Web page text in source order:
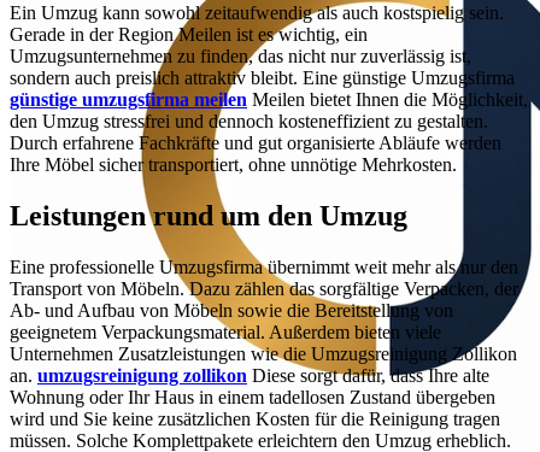
Ein Umzug kann sowohl zeitaufwendig als auch kostspielig sein.
Gerade in der Region Meilen ist es wichtig, ein
Umzugsunternehmen zu finden, das nicht nur zuverlässig ist,
sondern auch preislich attraktiv bleibt. Eine günstige Umzugsfirma
günstige umzugsfirma meilen Meilen bietet Ihnen die Möglichkeit,
den Umzug stressfrei und dennoch kosteneffizient zu gestalten.
Durch erfahrene Fachkräfte und gut organisierte Abläufe werden
Ihre Möbel sicher transportiert, ohne unnötige Mehrkosten.
Leistungen rund um den Umzug
Eine professionelle Umzugsfirma übernimmt weit mehr als nur den
Transport von Möbeln. Dazu zählen das sorgfältige Verpacken, der
Ab- und Aufbau von Möbeln sowie die Bereitstellung von
geeignetem Verpackungsmaterial. Außerdem bieten viele
Unternehmen Zusatzleistungen wie die Umzugsreinigung Zollikon
an. umzugsreinigung zollikon Diese sorgt dafür, dass Ihre alte
Wohnung oder Ihr Haus in einem tadellosen Zustand übergeben
wird und Sie keine zusätzlichen Kosten für die Reinigung tragen
müssen. Solche Komplettpakete erleichtern den Umzug erheblich.